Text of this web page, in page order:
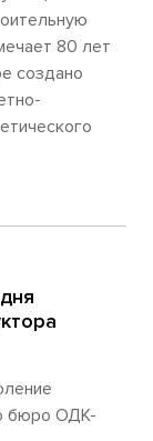
80 лет
создано
бюро ОДК-